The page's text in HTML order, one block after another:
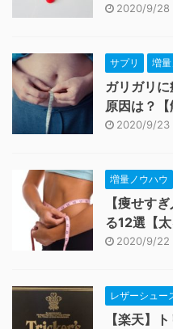
2020/9/28
サプリ 増
ガリガリ
原因は？【
2020/9/23
増量ノウハウ
【痩せす
る12選【太
2020/9/22
レザーシュー
【楽天】